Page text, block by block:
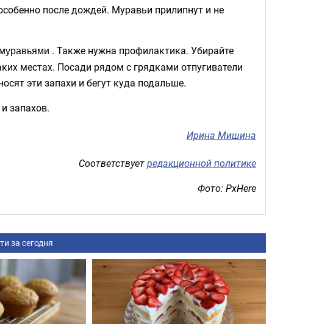
после дождей. Муравьи прилипнут и не
. Также нужна профилактика. Убирайте
местах. Посади рядом с грядками отпугиватели
эти запахи и бегут куда подальше.
запахов.
Ирина Мишина
Соответствуетредакционной политике
Фото: PxHere
за сегодня